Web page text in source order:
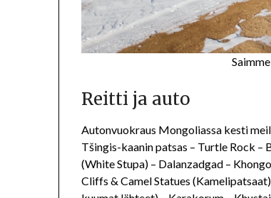
Reitti ja auto
Autonvuokraus Mongoliassa kesti
Tšingis-kaanin patsas – Turtle Rock –
(White Stupa) – Dalanzadgad –
Cliffs & Camel Statues